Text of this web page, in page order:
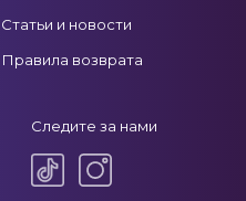
Статьи и новости
Правила возврата
Следите за нами